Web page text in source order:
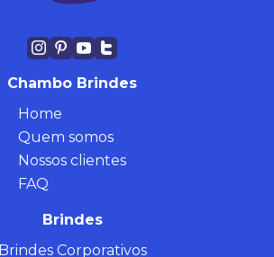
Chambo Brindes
Home
Quem somos
Nossos clientes
FAQ
Brindes
Brindes Corporativos